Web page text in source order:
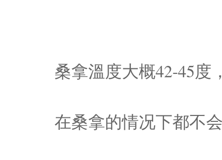
桑拿溫度大概42-45度
在桑拿的情况下都不